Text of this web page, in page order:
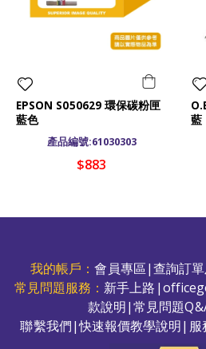
EPSON S050629 環保碳粉匣
藍色
產品編號:61030303
$883
藍
我的帳戶：會員專區|查詢訂
常見問題服務： 新手上路 |
款說明|常見問題
聯繫我們|快速報價教學說明| 服